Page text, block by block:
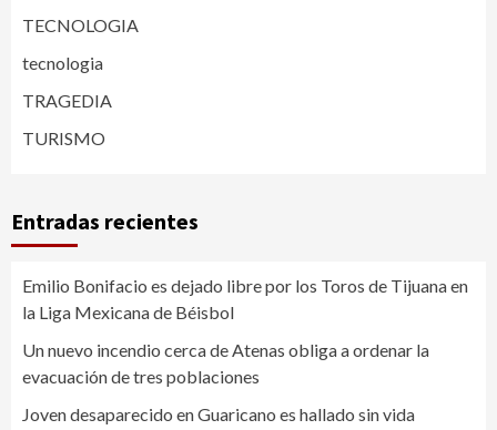
TECNOLOGIA
tecnologia
TRAGEDIA
TURISMO
Entradas recientes
Emilio Bonifacio es dejado libre por los Toros de Tijuana en
la Liga Mexicana de Béisbol
Un nuevo incendio cerca de Atenas obliga a ordenar la
evacuación de tres poblaciones
Joven desaparecido en Guaricano es hallado sin vida